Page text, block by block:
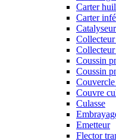
Carter
Carter
Coussin
Coussin
Couvre
Culasse
Emetteur
Flector